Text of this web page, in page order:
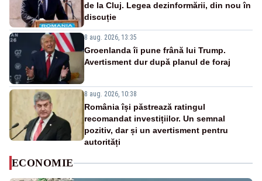
de la Cluj. Legea dezinformării, din nou în
discuție
8 aug. 2026, 13:35
Groenlanda îi pune frână lui Trump.
Avertisment dur după planul de foraj
8 aug. 2026, 10:38
România își păstrează ratingul
recomandat investițiilor. Un semnal
pozitiv, dar și un avertisment pentru
autorități
ECONOMIE